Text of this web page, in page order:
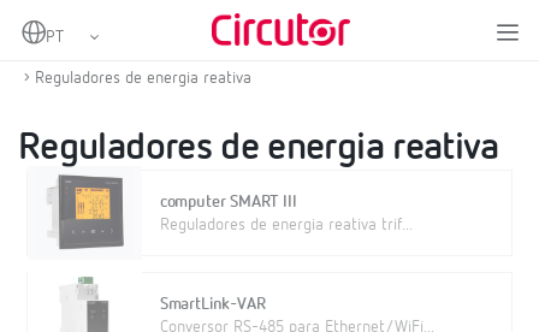
Home
Reguladores de energia reativa
Reguladores de energia reativa
computer SMART III
Reguladores de energia reativa trif...
SmartLink-VAR
Conversor RS-485 para Ethernet/WiFi...